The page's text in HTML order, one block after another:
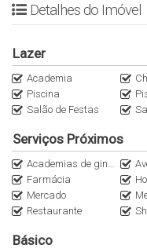
Entre as ruas mais
5 Min do Metrô Fradique
5 Min da Rua Haddock
6 minutos do Jardins e
6 Bistrô Paris 6
6 min do Zucco
7 min da Avenida Faria
7 min do Sofá Café
7 min do Lellis Tratoria
10 min do Parque Ibirapuera
Detalhes do Imóvel
Lazer
Academia
Piscina
Salão de Festas
Serviços Próximos
Academias de ginástica
Farmácia
Mercado
Restaurante
Básico